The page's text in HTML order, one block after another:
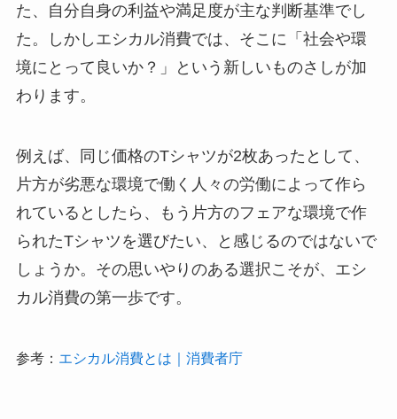
た、自分自身の利益や満足度が主な判断基準でし
た。しかしエシカル消費では、そこに「社会や環
境にとって良いか？」という新しいものさしが加
わります。
例えば、同じ価格のTシャツが2枚あったとして、
片方が劣悪な環境で働く人々の労働によって作ら
れているとしたら、もう片方のフェアな環境で作
られたTシャツを選びたい、と感じるのではないで
しょうか。その思いやりのある選択こそが、エシ
カル消費の第一歩です。
参考： エシカル消費とは｜消費者庁